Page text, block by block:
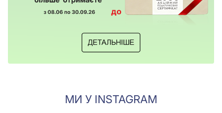
МИ У INSTAGRAM